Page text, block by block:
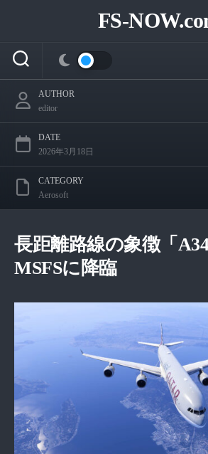
FS-
Aerosoft A340-600 Pro 待望のリ
AUTHOR
editor
DATE
2026年3月18日
CATEGORY
Aerosoft
長距離路線の象徴「
MSFSに降臨